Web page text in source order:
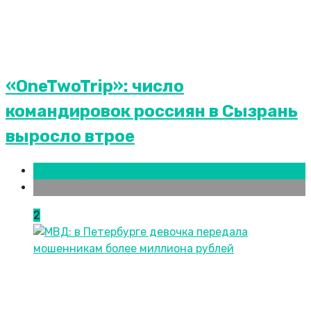
«OneTwoTrip»: число
командировок россиян в Сызрань
выросло втрое
2